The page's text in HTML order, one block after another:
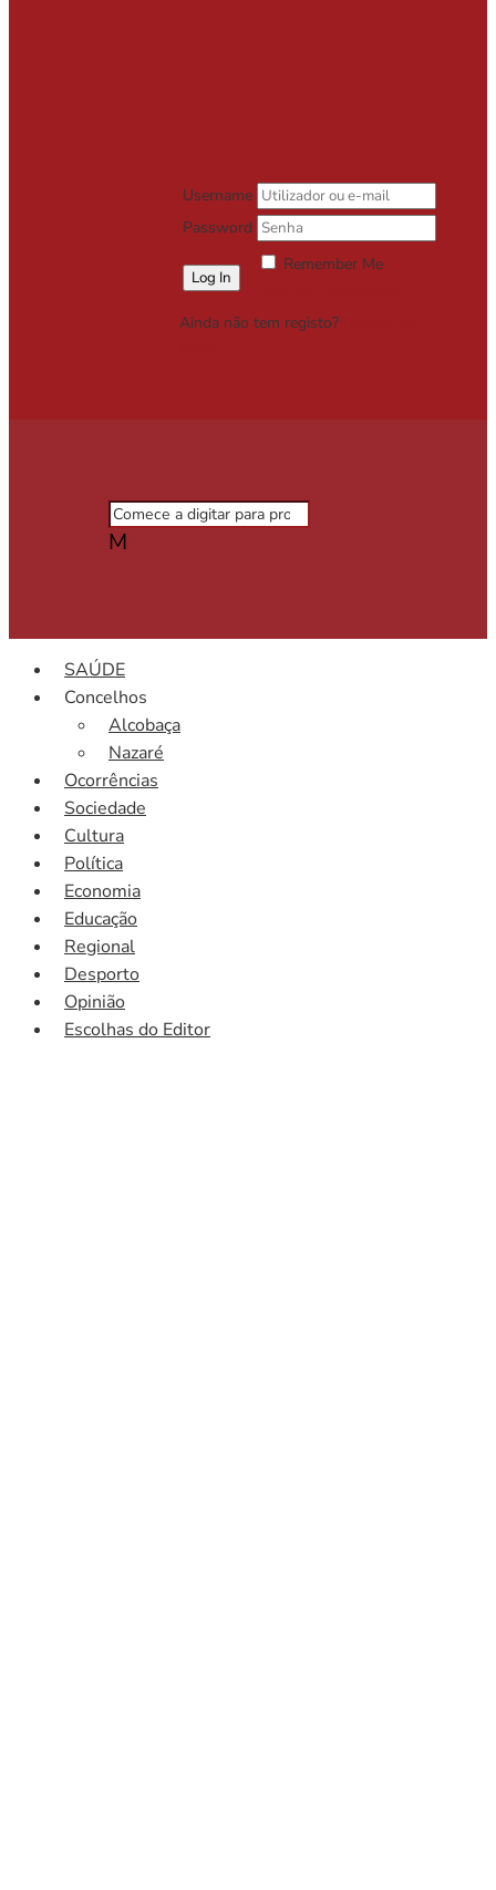
Username
Password
Remember Me
Ainda não tem registo?
M
SAÚDE
Concelhos
Alcobaça
Nazaré
Ocorrências
Sociedade
Cultura
Política
Economia
Educação
Regional
Desporto
Opinião
Escolhas do Editor